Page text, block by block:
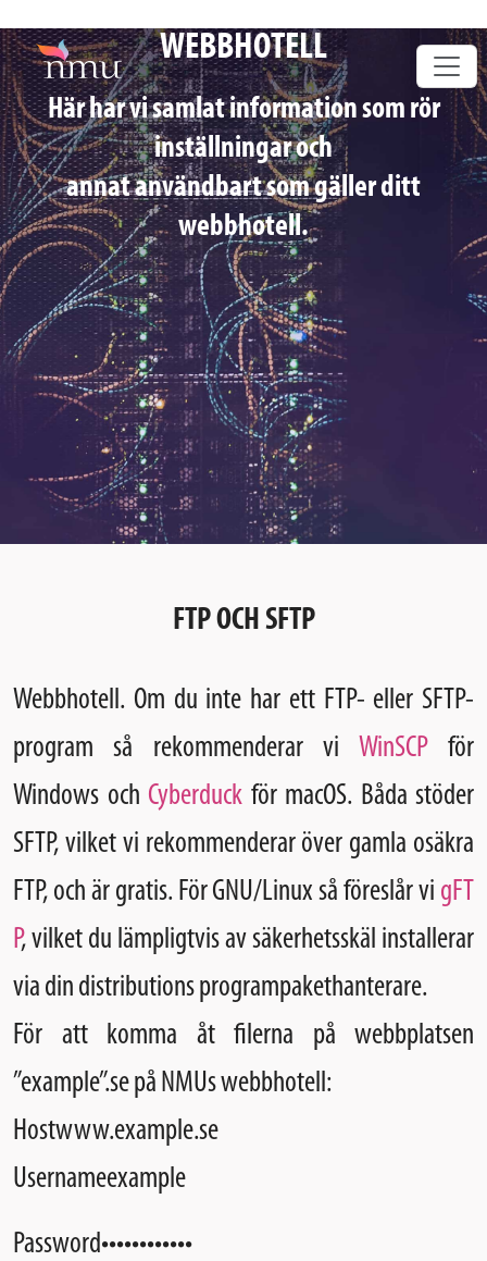
WEBBHOTELL
Här har vi samlat information som rör
inställningar och
annat användbart som gäller ditt
webbhotell.
FTP OCH SFTP
Webbhotell. Om du inte har ett FTP- eller SFTP-
program så rekommenderar vi WinSCPför
Windows och Cyberduck för macOS. Båda stöder
SFTP, vilket vi rekommenderar över gamla osäkra
FTP, och är gratis. För GNU/Linux så föreslår vi gFT
P, vilket du lämpligtvis av säkerhetsskäl installerar
via din distributions programpakethanterare.
För att komma åt filerna på webbplatsen
”example”.se på NMUs webbhotell:
Hostwww.example.se
Usernameexample
Password••••••••••••